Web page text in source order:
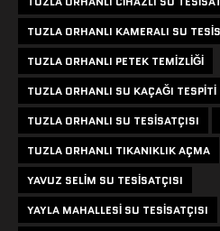
TUZLA ORHANLI KAMERALI SU
TUZLA ORHANLI PETEK TEMIZLIĞI
TUZLA ORHANLI SU KAÇAĞI TESPITI
TUZLA ORHANLI SU TESISATÇISI
TUZLA ORHANLI TIKANIKLIK AÇMA
YAVUZ SELIM SU TESISATÇISI
YAYLA MAHALLESI SU TESISATÇISI